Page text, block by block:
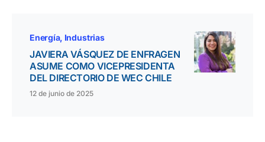
Energía Industrias
JAVIERA VÁSQUEZ DE ENFRAGEN
ASUME COMO VICEPRESIDENTA
DEL DIRECTORIO DE WEC CHILE
12 de junio de 2025